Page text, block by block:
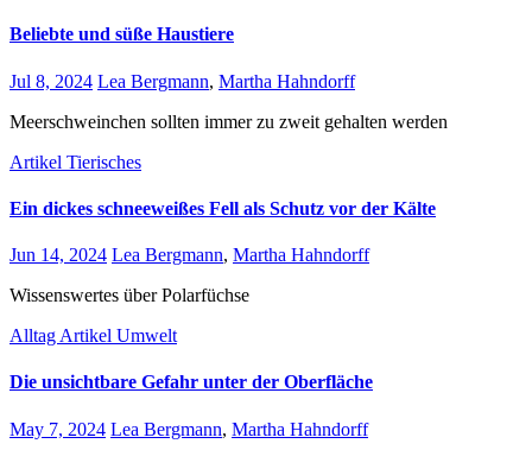
Beliebte und süße Haustiere
Jul 8, 2024 Lea Bergmann, Martha Hahndorff
Meerschweinchen sollten immer zu zweit gehalten werden
Artikel Tierisches
Ein dickes schneeweißes Fell als Schutz vor der Kälte
Jun 14, 2024 Lea Bergmann, Martha Hahndorff
Wissenswertes über Polarfüchse
Alltag Artikel Umwelt
Die unsichtbare Gefahr unter der Oberfläche
May 7, 2024 Lea Bergmann, Martha Hahndorff